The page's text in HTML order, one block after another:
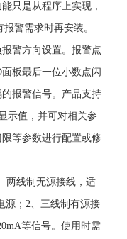
只是从程序上实现，
警需求时再安装。
警方向设置。报警点
板最后一位小数点闪
报警信号。产品支持
示值，并可对相关参
等参数进行配置或修
两线制无源接线，适
源；2、三线制有源接
等信号。使用时需